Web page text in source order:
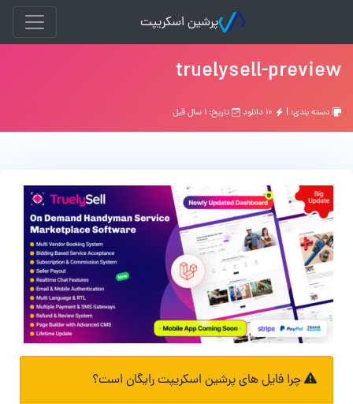
پرشین اسکریپت
truelysell-preview
دسته بندی: | تاریخ: ۱ سال قبل
چرا فایل های پرشین اسکریپت رایگان است؟